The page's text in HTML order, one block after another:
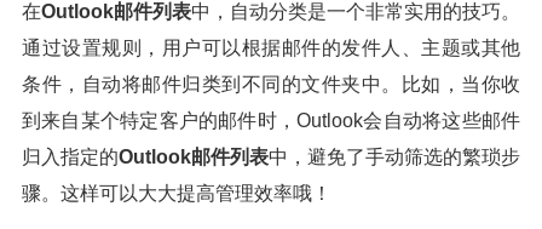
在Outlook邮件列表中，自动分类是一个非常实用的技巧。
通过设置规则，用户可以根据邮件的发件人、主题或其他
条件，自动将邮件归类到不同的文件夹中。比如，当你收
到来自某个特定客户的邮件时，Outlook会自动将这些邮件
归入指定的Outlook邮件列表中，避免了手动筛选的繁琐步
骤。这样可以大大提高管理效率哦！